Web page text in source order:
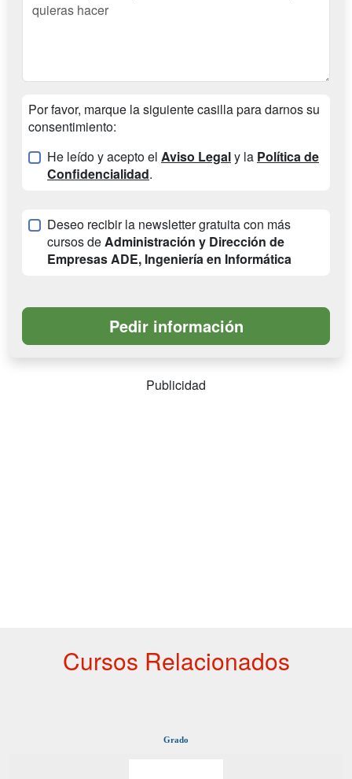
Por favor, marque la siguiente casilla para darnos su
consentimiento:
He leído y acepto el Aviso Legaly la Política de
Confidencialidad.
Deseo recibir la newsletter gratuita con más
cursos deAdministración y Dirección de
Empresas ADE, Ingeniería en Informática
Publicidad
Cursos Relacionados
Grado